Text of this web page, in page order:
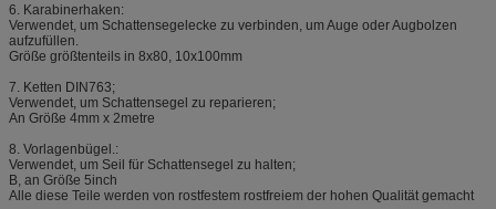
6. Karabinerhaken:
Verwendet, um Schattensegelecke zu verbinden, um Auge oder Augbolzen
aufzufüllen.
Größe größtenteils in 8x80, 10x100mm
7. Ketten DIN763;
Verwendet, um Schattensegel zu reparieren;
An Größe 4mm x 2metre
8. Vorlagenbügel.:
Verwendet, um Seil für Schattensegel zu halten;
B, an Größe 5inch
Alle diese Teile werden von rostfestem rostfreiem der hohen Qualität gemacht